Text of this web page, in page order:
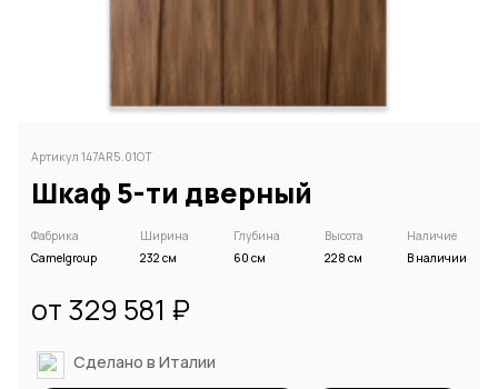
Артикул 147AR5.01OT
Шкаф 5-ти дверный
Фабрика
Camelgroup
Ширина
232 см
Глубина
60 см
Высота
228 см
Наличие
В наличии
от 329 581 ₽
Сделано в Италии